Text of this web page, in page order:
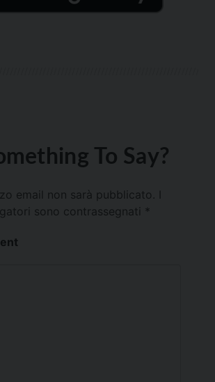
To Say?
email non sarà pubblicato.
sono contrassegnati *